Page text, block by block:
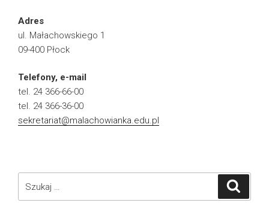
Adres
ul. Małachowskiego 1
09-400 Płock
Telefony, e-mail
tel. 24 366-66-00
tel. 24 366-36-00
sekretariat@malachowianka.edu.pl